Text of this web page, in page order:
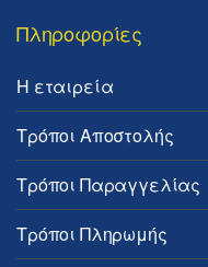
Πληροφορίες
Η εταιρεία
Τρόποι Αποστολής
Τρόποι Παραγγελίας
Τρόποι Πληρωμής